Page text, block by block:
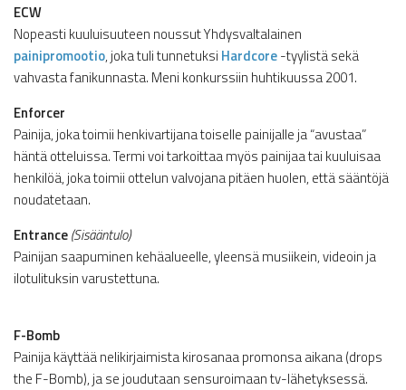
ECW
Nopeasti kuuluisuuteen noussut Yhdysvaltalainen
painipromootio, joka tuli tunnetuksi Hardcore-tyylistä sekä
vahvasta fanikunnasta. Meni konkurssiin huhtikuussa 2001.
Enforcer
Painija, joka toimii henkivartijana toiselle painijalle ja “avustaa”
häntä otteluissa. Termi voi tarkoittaa myös painijaa tai kuuluisaa
henkilöä, joka toimii ottelun valvojana pitäen huolen, että sääntöjä
noudatetaan.
Entrance(Sisääntulo)
Painijan saapuminen kehäalueelle, yleensä musiikein, videoin ja
ilotulituksin varustettuna.
F-Bomb
Painija käyttää nelikirjaimista kirosanaa promonsa aikana (drops
the F-Bomb), ja se joudutaan sensuroimaan tv-lähetyksessä.